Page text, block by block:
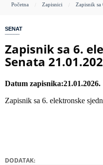
You
here
Početna Zapisnici Zapisnik sa
SENAT
Zapisnik sa 6.
Senata
Datum zapisnika 21.01.2026.
Zapisnik sa 6. elektronske
DODATAK